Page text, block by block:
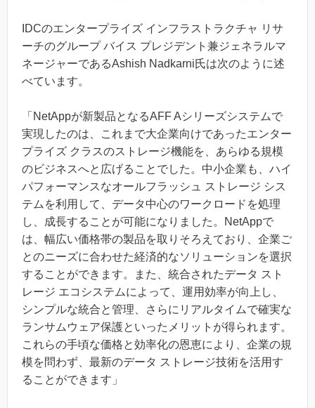
IDCのエンタープライズ インフラストラクチャ リサ
ーチのグループ バイス プレジデント兼ジェネラルマ
ネージャーであるAshish Nadkarni氏は次のように述
べています。
「NetAppが新製品となるAFF Aシリーズシステムで
実現したのは、これまで大企業向けであったエンター
プライズ クラスのストレージ機能を、あらゆる規模
のビジネスへと広げることでした。中小企業も、ハイ
パフォーマンスなオールフラッシュ ストレージ シス
テムを利用して、データ中心のワークロードを処理
し、成長することが可能になりました。NetAppで
は、幅広い価格帯の製品を取りそろえており、企業ご
とのニーズに合わせた経済的なソリューションを選択
することができます。また、統合されたデータ スト
レージ エコシステムによって、運用効率が向上し、
シンプルな統合と管理、さらにリアルタイムで確実な
ランサムウェア保護といったメリットが得られます。
これらの手頃な価格と効率化の恩恵により、企業の規
模を問わず、最新のデータ ストレージ技術を活用す
ることができます」